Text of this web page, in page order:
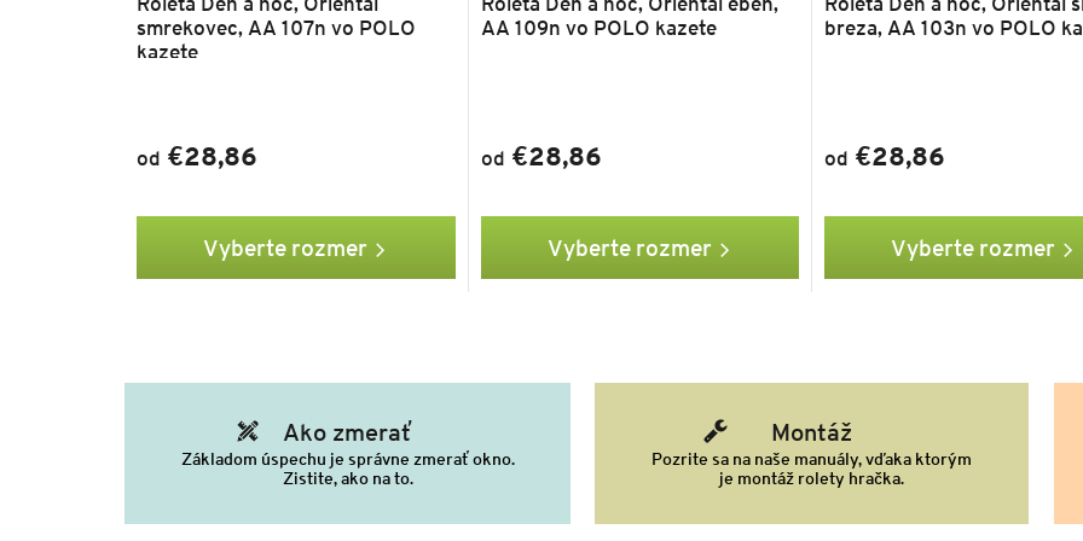
smrekovec, AA 107n vo POLO
kazete
od €28,86
Vyberte rozmer
AA 109n vo POLO kazete
od €28,86
Vyberte rozmer
breza, AA 103n vo POLO
od €28,86
Vyberte rozmer
Ako zmerať
Základom úspechu je správne zmerať okno.
Zistite, ako na to.
Montáž
Pozrite sa na naše manuály, vďaka ktorým
je montáž rolety hračka.